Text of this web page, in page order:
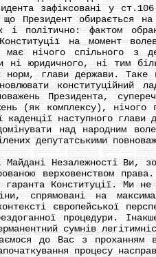
зафіксовані у
Президент обирається
і політично: фактом
на момент
має нічого спільного з
ні юридичного, ні тим
норм, глави держави. Таке
Президента,
(як комплексу),
каденції наступного глави
над народним
депутатськими
Незалежності Ви,
верховенством
Конституції. Ми
спрямовані на
європейської
процедури.
сумнів
до Вас з проханням
процесу